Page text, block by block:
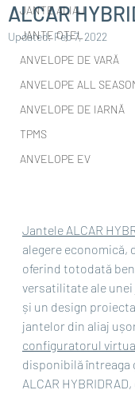
JANTE ALIAJ
JANTE OȚEL
ANVELOPE DE VARĂ
ANVELOPE ALL
ANVELOPE DE IARNĂ
TPMS
ANVELOPE EV
ALCAR
Updated:Feb 7, 2022
Jantele ALCAR
alegere economică,
oferind totodată
versatilitate ale
și un design
jantelor din aliaj
configuratorul
disponibilă întreaga
ALCAR